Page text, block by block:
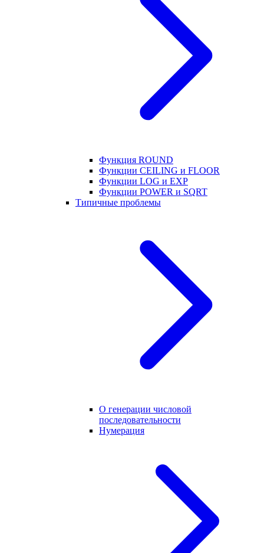
Функция ROUND
Функции CEILING и FLOOR
Функции LOG и EXP
Функции POWER и SQRT
Типичные проблемы
О генерации числовой
последовательности
Нумерация